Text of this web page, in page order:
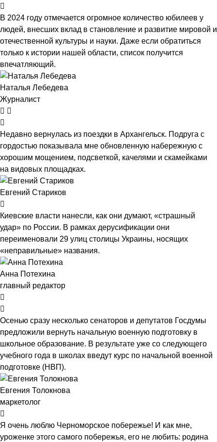
В 2024 году отмечается огромное количество юбилеев у
людей, внесших вклад в становление и развитие мировой и
отечественной культуры и науки. Даже если обратиться
только к истории нашей области, список получится
впечатляющий.
Наталья Лебедева
Журналист
Недавно вернулась из поездки в Архангельск. Подруга с
гордостью показывала мне обновленную набережную с
хорошим мощением, подсветкой, качелями и скамейками
на видовых площадках.
Евгений Стариков
Киевские власти нанесли, как они думают, «страшный
удар» по России. В рамках дерусификации они
переименовали 29 улиц столицы Украины, носящих
«неправильные» названия.
Анна Потехина
главный редактор
Осенью сразу несколько сенаторов и депутатов Госдумы
предложили вернуть начальную военную подготовку в
школьное образование. В результате уже со следующего
учебного года в школах введут курс по начальной военной
подготовке (НВП).
Евгения Толокнова
маркетолог
Я очень люблю Черноморское побережье! И как мне,
уроженке этого самого побережья, его не любить: родина